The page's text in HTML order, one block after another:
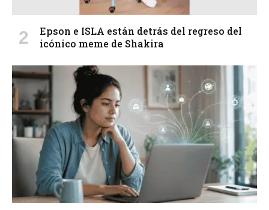
Epson e ISLA están detrás del regreso del
icónico meme de Shakira